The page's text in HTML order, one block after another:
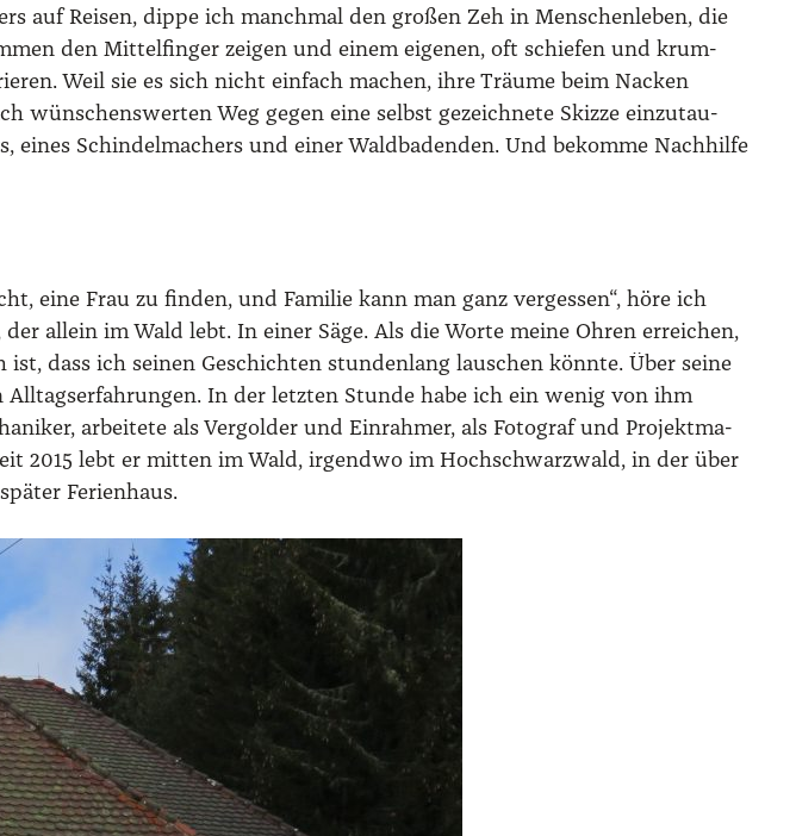
auf Rei­sen, dippe ich manch­mal den gro­ßen Zeh in Men­schen­le­ben, die
den Mit­tel­fin­ger zei­gen und einem eige­nen, oft schie­fen und krum­
Weil sie es sich nicht ein­fach machen, ihre Träu­me beim Nacken
wün­schens­wer­ten Weg gegen eine selbst gezeich­ne­te Skiz­ze ein­zu­tau­
Schin­del­ma­chers und einer Wald­ba­den­den. Und bekom­me Nach­hil­fe
eine Frau zu fin­den, und Fami­lie kann man ganz ver­ges­sen“, höre ich
allein im Wald lebt. In einer Säge. Als die Wor­te mei­ne Ohren errei­chen,
dass ich sei­nen Geschich­ten stun­den­lang lau­schen könn­te. Über sei­ne
In der letz­ten Stun­de habe ich ein wenig von ihm
arbei­te­te als Ver­gol­der und Ein­rah­mer, als Foto­graf und Pro­jekt­ma­
2015 lebt er mit­ten im Wald, irgend­wo im Hoch­schwarz­wald, in der über
Feri­en­haus.